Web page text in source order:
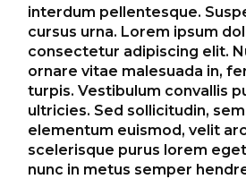
interdum pellentesque.
cursus urna. Lorem ipsum
consectetur adipiscing elit.
ornare vitae malesuada in,
turpis. Vestibulum convallis
ultricies. Sed sollicitudin,
elementum euismod, velit
scelerisque purus lorem
nunc in metus semper